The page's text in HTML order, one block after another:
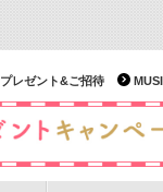
プレゼント&ご招待